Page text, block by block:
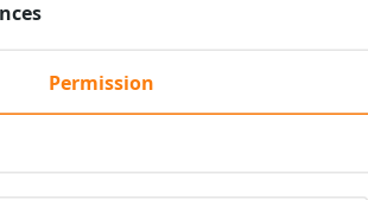
Permission